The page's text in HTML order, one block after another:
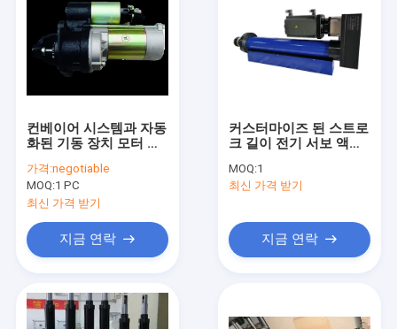
컨베이어 시스템과 자동
화된 기동 장치 모터 구
가격:negotiable
MOQ:1 PC
최신 가격 받기
지금 연락
커스터마이즈 된 스트로
크 길이 전기 서보 액추
MOQ:1
최신 가격 받기
지금 연락